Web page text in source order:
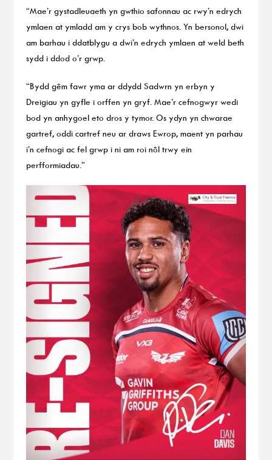
“Mae’r gystadleuaeth yn gwthio safonnau ac rwy’n edrych
ymlaen at ymladd am y crys bob wythnos. Yn bersonol, dwi
am barhau i ddatblygu a dwi’n edrych ymlaen at weld beth
sydd i ddod o’r grwp.
“Bydd gêm fawr yma ar ddydd Sadwrn yn erbyn y
Dreigiau yn gyfle i orffen yn gryf. Mae’r cefnogwyr wedi
bod yn anhygoel eto dros y tymor. Os ydyn yn chwarae
gartref, oddi cartref neu ar draws Ewrop, maent yn parhau
i’n cefnogi ac fel grwp i ni am roi nôl trwy ein
perfformiadau.”